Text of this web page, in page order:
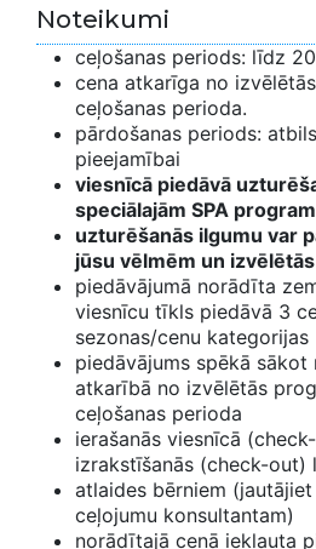
Noteikumi
ceļošanas periods: līdz
cena atkarīga no
ceļošanas perioda.
pārdošanas periods:
pieejamībai
viesnīcā piedāvā
speciālajām SPA
uzturēšanās ilgumu var
jūsu vēlmēm un
piedāvājumā norādīta
viesnīcu tīkls piedāvā 3
sezonas/cenu kategorijas
piedāvājums spēkā
atkarībā no izvēlētās
ceļošanas perioda
ierašanās viesnīcā
izrakstīšanās (check-out)
atlaides bērniem
ceļojumu konsultantam)
norādītajā cenā iekļauta